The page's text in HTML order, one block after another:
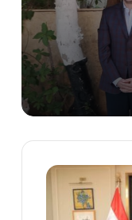
الجيزة يقرر
العامة إلى
محمد جبريل : زيادة الكهرباء 12% ترهق
تعديل بعض
الصحى الشامل